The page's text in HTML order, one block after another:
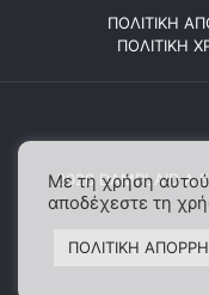
ΠΟΛΙΤΙΚΗ
ΠΟΛΙΤΙΚΗ
2026 DAMPLAID
Με τη χρήση
αποδέχεστε τη
ΠΟΛΙΤΙΚΗ